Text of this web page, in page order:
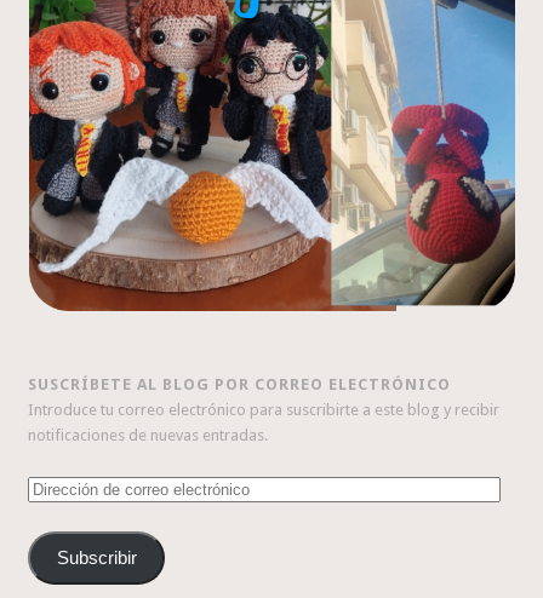
SUSCRÍBETE AL BLOG POR CORREO ELECTRÓNICO
Introduce tu correo electrónico para suscribirte a este blog y recibir
notificaciones de nuevas entradas.
Dirección
correo
electrónico
Subscribir